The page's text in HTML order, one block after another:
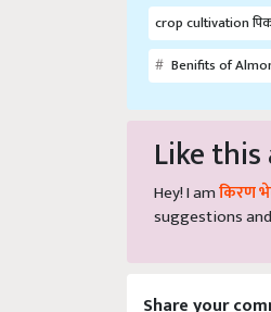
crop cultivation
Benifits of
Like
Hey! I am किरण
suggestions
Share your